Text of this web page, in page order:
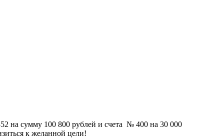
на сумму 100 800 рублей и счета № 400 на 30 000
к желанной цели!